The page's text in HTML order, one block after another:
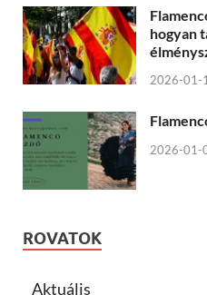
hogyan
2026-01-
2026-01-
ROVATOK
Aktuális